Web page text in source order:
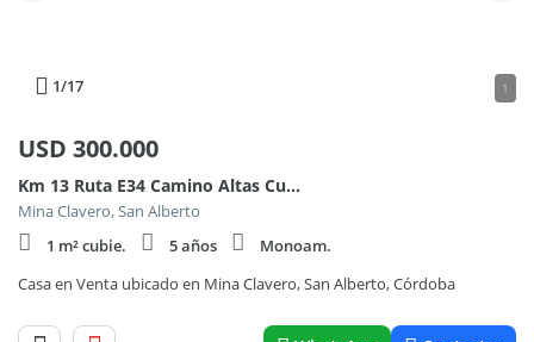
1/17 1
USD 300.000
Km 13 Ruta E34 Camino Altas Cumbres 100
Mina Clavero, San Alberto
1 m² cubie.
5 años
Monoam.
Casa en Venta ubicado en Mina Clavero, San Alberto, Córdoba